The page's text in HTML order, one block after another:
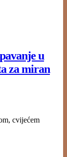
u
za miran